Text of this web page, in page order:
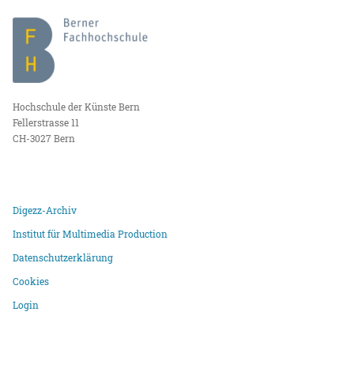
Hochschule der Künste Bern
Fellerstrasse 11
CH-3027 Bern
Digezz-Archiv
Institut für Multimedia Production
Datenschutzerklärung
Cookies
Login